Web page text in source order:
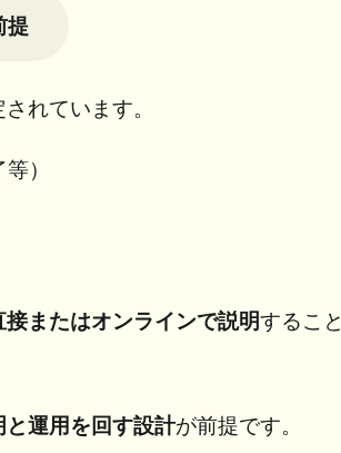
提
れています。
）
またはオンラインで説明すること
運用を回す設計が前提です。